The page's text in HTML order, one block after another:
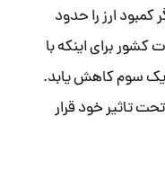
ارز را حدود
کشور برای اینکه با
یک سوم کاهش یابد.
تاثیر خود قرار